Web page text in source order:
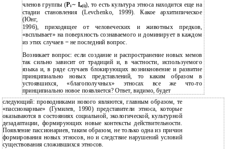
членов группы (Pi~ Ia(i)), то есть культура этноса находится еще на
стадии становления (Levchenko, 1999). Какое архитипическое
(Юнг,
1996), приходящее от человеческих и животных предков,
«всплывает» на поверхность сознаваемого и доминирует в каждом
из этих случаев − не последний вопрос.
Возникает вопрос: если создание и распространение новых мемов
так сильно зависит от традиций и, в частности, используемого
языка и, в ряде случаев блокирующих возникновение и развитие
принципиально новых представлений, то каким образом в
устоявшихся, «благополучных» этносах все же что-то
принципиально новое появляется? Ответ, видимо, будет
следующий: проводниками нового являются, главным образом, те
«пассионарные» (Гумилев, 1990) представители этноса, которые
оказываются в состояниях социальной, экологической, культурной
дезадаптации, формирующих новые контексты действительности.
Появление пассионариев, таким образом, не только одна из причин
формирования новых этносов, но и следствие нарушений условий
существования сложившихся этносов.